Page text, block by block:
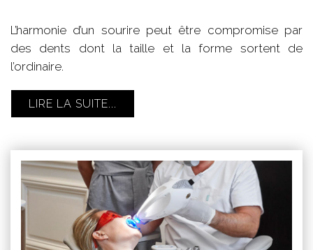
L’harmonie d’un sourire peut être compromise par
des dents dont la taille et la forme sortent de
l’ordinaire.
LIRE LA SUITE...